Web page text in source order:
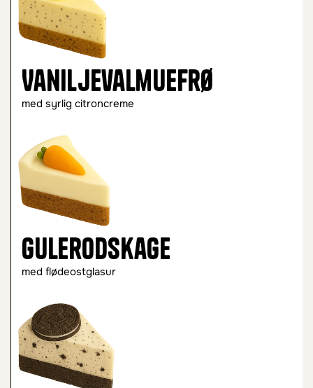
Vaniljevalmuefrø
med syrlig citroncreme
Gulerodskage
med flødeostglasur